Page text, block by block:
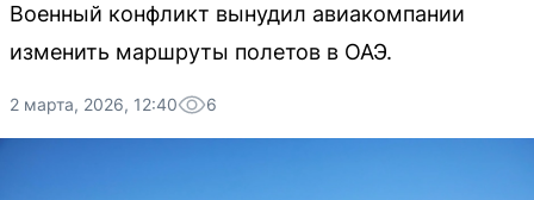
Военный конфликт вынудил авиакомпании
изменить маршруты полетов в ОАЭ.
2 марта, 2026, 12:40 6